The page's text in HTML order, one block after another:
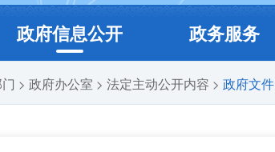
政府信息公开 政务服务
> 政府办公室 > 法定主动公开内容 > 政府文件